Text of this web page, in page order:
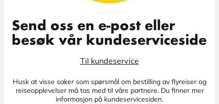
Send oss en e-post eller
besøk vår kundeserviceside
Til kundeservice
Husk at visse saker som spørsmål om bestilling av flyreiser og
reiseopplevelser må tas med til våre partnere. Du finner mer
informasjon på kundeservicesiden.